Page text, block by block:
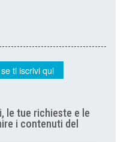
ti iscrivi qui
le tue richieste e le
i contenuti del